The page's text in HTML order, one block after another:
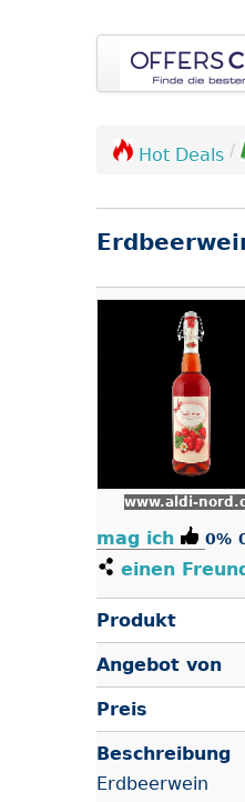
Hot Deals /
www.aldi-
mag ich 0%
einen
Produkt
Angebot von
Preis
Beschreibung
Erdbeerwein